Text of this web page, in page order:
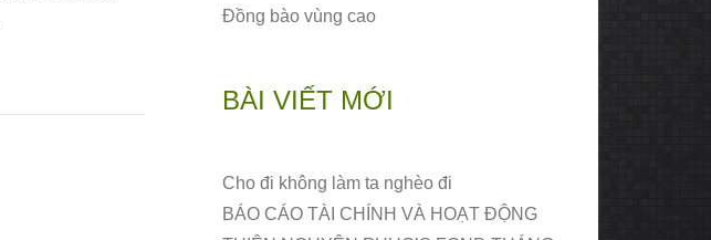
Đồng bào vùng cao
BÀI VIẾT MỚI
Cho đi không làm ta nghèo đi
BÁO CÁO TÀI CHÍNH VÀ HOẠT ĐỘNG